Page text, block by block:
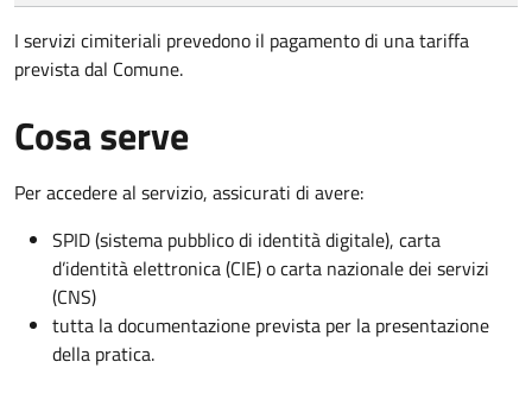
I servizi cimiteriali prevedono il pagamento di una tariffa
prevista dal Comune.
Cosa serve
Per accedere al servizio, assicurati di avere:
SPID (sistema pubblico di identità digitale), carta
d’identità elettronica (CIE) o carta nazionale dei servizi
(CNS)
tutta la documentazione prevista per la presentazione
della pratica.